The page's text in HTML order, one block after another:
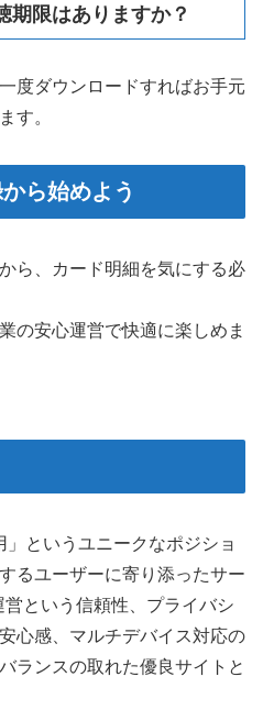
期限はありますか？
度ダウンロードすればお手元
す。
ら始めよう
ら、カード明細を気にする必
の安心運営で快適に楽しめま
というユニークなポジショ
るユーザーに寄り添ったサー
という信頼性、プライバシ
心感、マルチデバイス対応の
ランスの取れた優良サイトと